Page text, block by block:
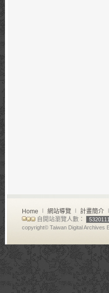
Home ∣ 網站導覽 ∣ 計畫簡介 ∣
自開站瀏覽人數：
5320111
copyright© Taiwan Digital Archives